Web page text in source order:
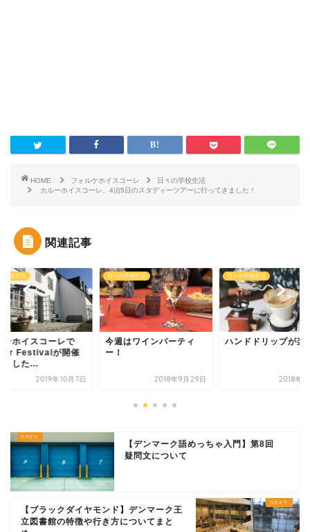
HOME フォルケホイスコーレ
日々の学校生活
カルーホイスコーレ、4泊5日のスタディーツアーに行ってきました！
関連記事
ーレで
が開催
年10月7日
日々の学校生活
今週はワインパーティ
ー！
2018年9月29日
日々の学校生活
ハンドドリップが楽しい
2018年5月9日
【デンマーク語めっちゃ入門】第8回
疑問文について
【ブラックダイヤモンド】デンマーク王
立図書館の特徴や行き方についてまと